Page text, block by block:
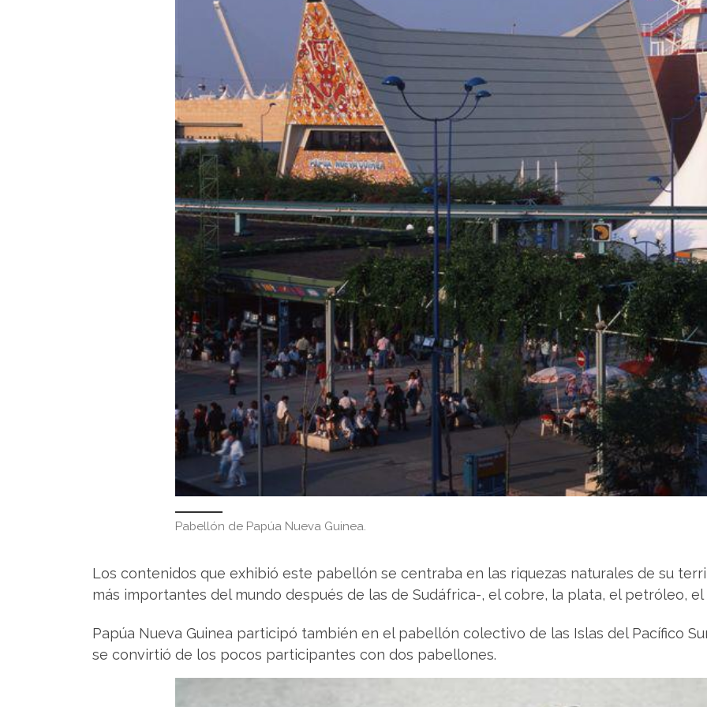
Pabellón de Papúa Nueva Guinea.
Los contenidos que exhibió este pabellón se centraba en las riquezas naturales de su
más importantes del mundo después de las de Sudáfrica-, el cobre, la plata, el petróleo,
Papúa Nueva Guinea participó también en el pabellón colectivo de las Islas del Pacífico
se convirtió de los pocos participantes con dos pabellones.